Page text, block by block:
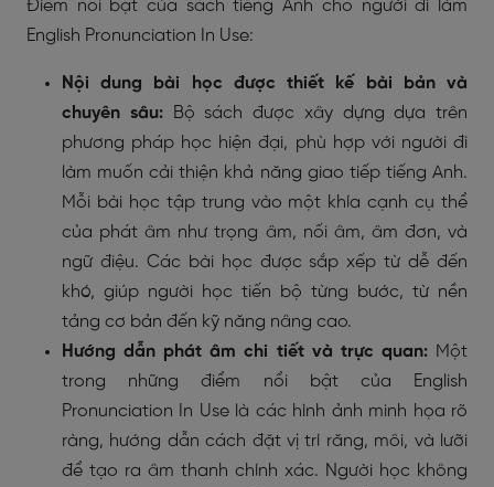
Điểm nổi bật của sách tiếng Anh cho người đi làm
English Pronunciation In Use:
Nội dung bài học được thiết kế bài bản và
chuyên sâu:Bộ sách được xây dựng dựa trên
phương pháp học hiện đại, phù hợp với người đi
làm muốn cải thiện khả năng giao tiếp tiếng Anh.
Mỗi bài học tập trung vào một khía cạnh cụ thể
của phát âm như trọng âm, nối âm, âm đơn, và
ngữ điệu. Các bài học được sắp xếp từ dễ đến
khó, giúp người học tiến bộ từng bước, từ nền
tảng cơ bản đến kỹ năng nâng cao.
Hướng dẫn phát âm chi tiết và trực quan:Một
trong những điểm nổi bật của English
Pronunciation In Use là các hình ảnh minh họa rõ
ràng, hướng dẫn cách đặt vị trí răng, môi, và lưỡi
để tạo ra âm thanh chính xác. Người học không